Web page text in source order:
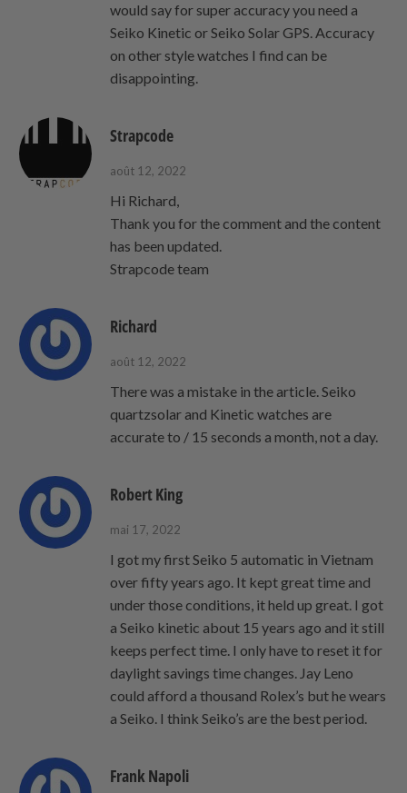
would say for super accuracy you need a
Seiko Kinetic or Seiko Solar GPS. Accuracy
on other style watches I find can be
disappointing.
Strapcode
août 12, 2022
Hi Richard,
Thank you for the comment and the content
has been updated.
Strapcode team
Richard
août 12, 2022
There was a mistake in the article. Seiko
quartzsolar and Kinetic watches are
accurate to / 15 seconds a month, not a day.
Robert King
mai 17, 2022
I got my first Seiko 5 automatic in Vietnam
over fifty years ago. It kept great time and
under those conditions, it held up great. I got
a Seiko kinetic about 15 years ago and it still
keeps perfect time. I only have to reset it for
daylight savings time changes. Jay Leno
could afford a thousand Rolex’s but he wears
a Seiko. I think Seiko’s are the best period.
Frank Napoli